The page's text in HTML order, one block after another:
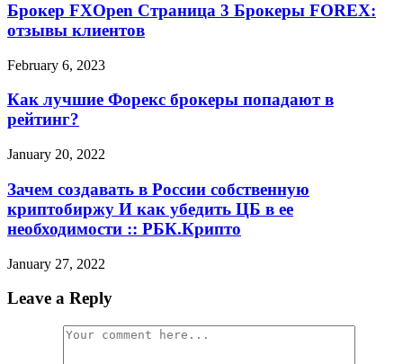
Брокер FXOpen Страница 3 Брокеры FOREX:
отзывы клиентов
February 6, 2023
Как лучшие Форекс брокеры попадают в
рейтинг?
January 20, 2022
Зачем создавать в России собственную
криптобиржу И как убедить ЦБ в ее
необходимости :: РБК.Крипто
January 27, 2022
Leave a Reply